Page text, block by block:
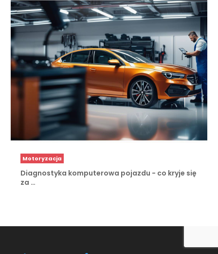
Motoryzacja
Diagnostyka komputerowa pojazdu - co kryje się
za …